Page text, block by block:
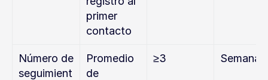
primer
contacto
Número de
seguimient
Promedio
de
≥3 Semanal